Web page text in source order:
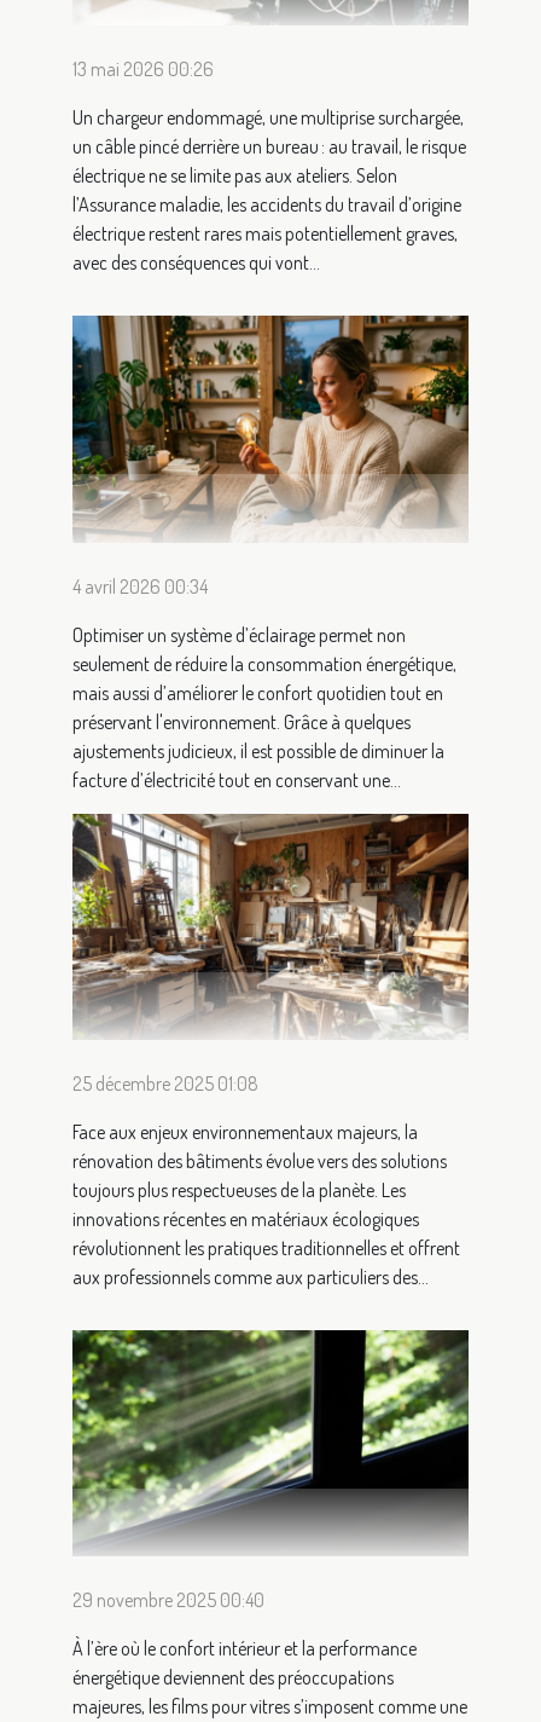
13 mai 2026 00:26
Un chargeur endommagé, une multiprise surchargée,
un câble pincé derrière un bureau : au travail, le risque
électrique ne se limite pas aux ateliers. Selon
l’Assurance maladie, les accidents du travail d’origine
électrique restent rares mais potentiellement graves,
avec des conséquences qui vont...
4 avril 2026 00:34
Optimiser un système d’éclairage permet non
seulement de réduire la consommation énergétique,
mais aussi d’améliorer le confort quotidien tout en
préservant l'environnement. Grâce à quelques
ajustements judicieux, il est possible de diminuer la
facture d’électricité tout en conservant une...
25 décembre 2025 01:08
Face aux enjeux environnementaux majeurs, la
rénovation des bâtiments évolue vers des solutions
toujours plus respectueuses de la planète. Les
innovations récentes en matériaux écologiques
révolutionnent les pratiques traditionnelles et offrent
aux professionnels comme aux particuliers des...
29 novembre 2025 00:40
À l’ère où le confort intérieur et la performance
énergétique deviennent des préoccupations
majeures, les films pour vitres s’imposent comme une